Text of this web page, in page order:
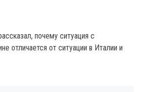
почему ситуация с
отличается от ситуации в Италии и